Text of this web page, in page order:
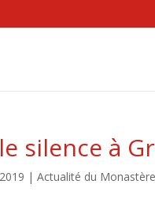
silence à
|Actualité du